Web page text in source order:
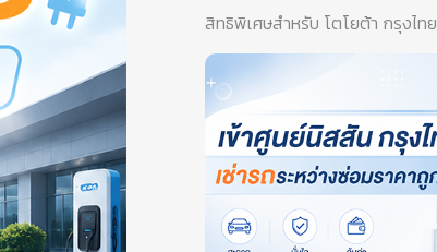
สิทธิพิเศษสำหรับ โตโยต้า กรุงไทย